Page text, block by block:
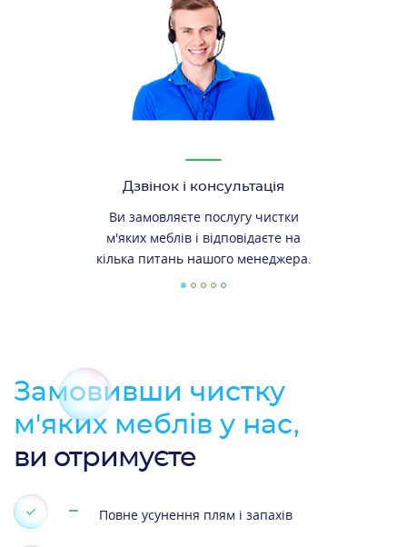
Дзвінок і консультація
Ви замовляєте послугу чистки
м'яких меблів і відповідаєте на
кілька питань нашого менеджера.
Замовивши чистку
м'яких меблів у нас,
ви отримуєте
Повне усунення плям і запахів